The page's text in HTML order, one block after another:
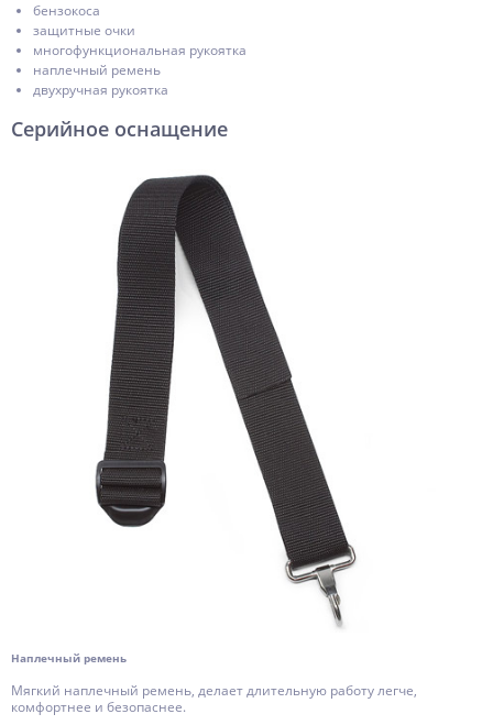
бензокоса
защитные очки
многофункциональная рукоятка
наплечный ремень
двухручная рукоятка
Серийное оснащение
Наплечный ремень
Мягкий наплечный ремень, делает длительную работу легче,
комфортнее и безопаснее.